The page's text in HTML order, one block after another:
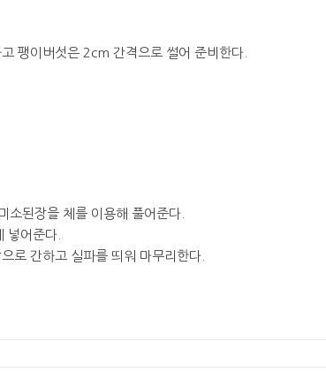
팽이버섯은 2cm 간격으로 썰어 준비한다.
소된장을 체를 이용해 풀어준다.
넣어준다.
로 간하고 실파를 띄워 마무리한다.